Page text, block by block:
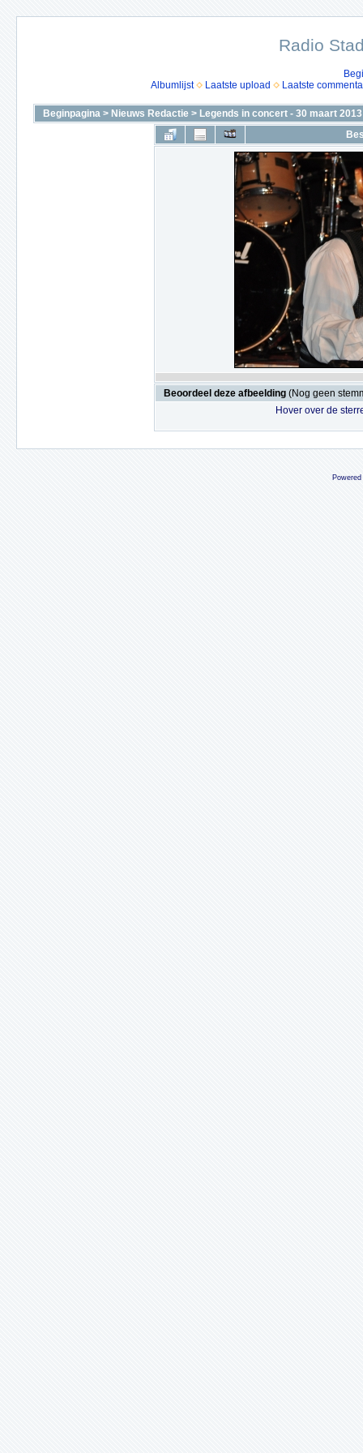
Radio
Albumlijst
Laatste upload Laatste
Beginpagina > Nieuws Redactie > Legends in concert - 30 maart 2013
Beoordeel deze afbeelding (Nog geen
Hover over de